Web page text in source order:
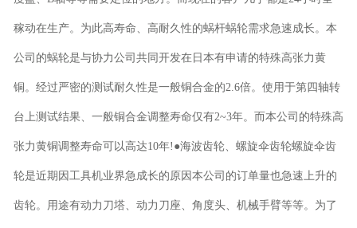
稼动在生产。为此高寿命、高耐久性的蜗杆蜗轮需求急速成长。本
公司的蜗轮是与协力公司共同开发在日本有申请的特殊高张力黄
铜。经过严密的测试耐久性是一般铜合金的2.6倍。使用于第四轴转
台上测试结果、一般铜合金调整寿命仅有2~3年。而本公司的特殊高
张力黄铜调整寿命可以高达10年!●海波齿轮、螺旋伞齿轮螺旋伞齿
轮是近期因工具机业界急成长的原因本公司的订单量也急速上升的
齿轮。用途有动力刀塔、动力刀座、角度头、机械手臂等等。为了